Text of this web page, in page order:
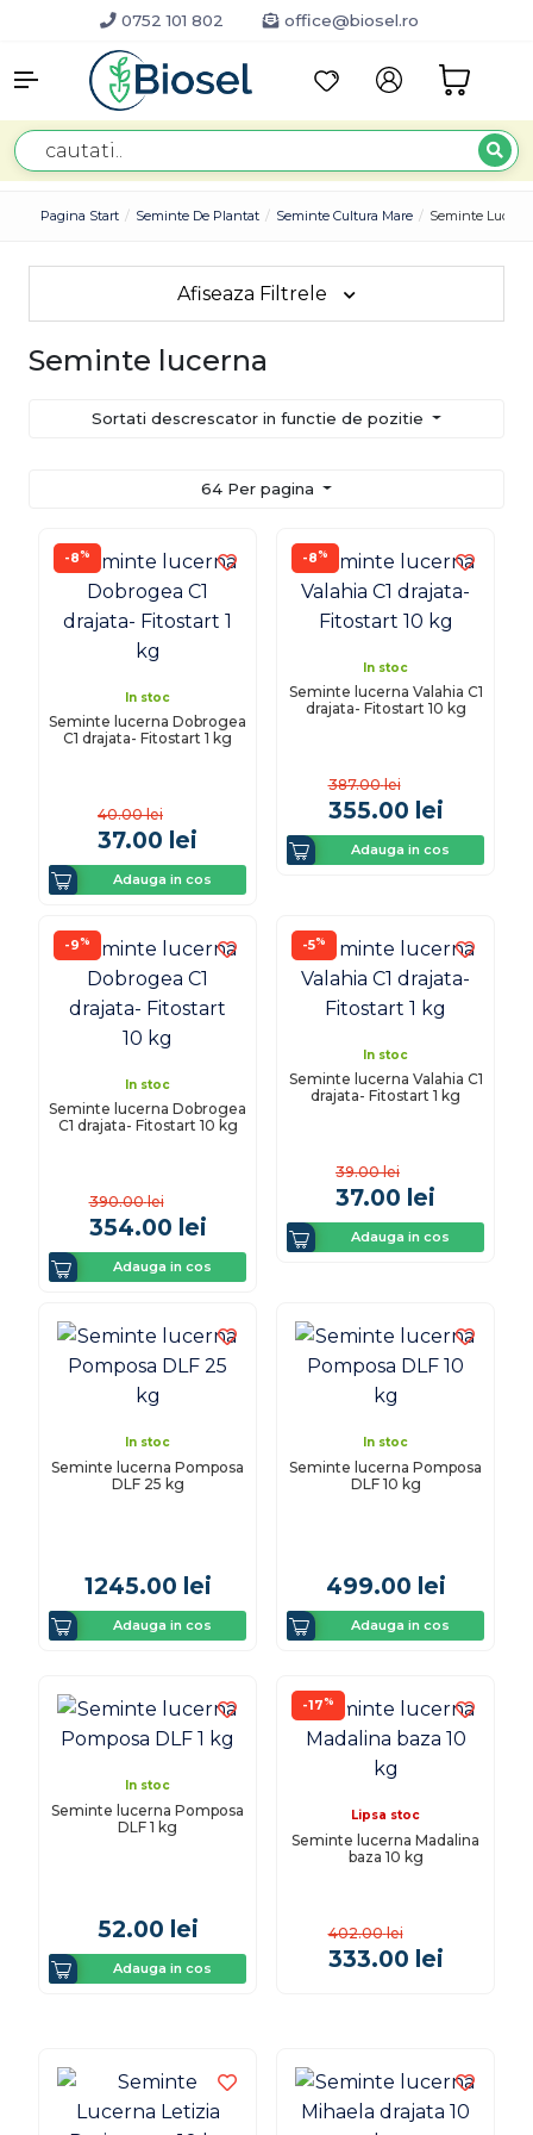
0752 101 802 office@biosel.ro
Pagina Start Seminte De Plantat Seminte Cultura Mare Seminte
Afiseaza Filtrele
Seminte lucerna
Sortati descrescator in functie de pozitie
64 Per pagina
-8%
In stoc
Seminte lucerna Dobrogea
C1 drajata- Fitostart 1 kg
40.00 lei
37.00 lei
Adauga in cos
-8%
In stoc
Seminte lucerna Valahia C1
drajata- Fitostart 10 kg
387.00 lei
355.00 lei
Adauga in cos
-9%
In stoc
Seminte lucerna Dobrogea
C1 drajata- Fitostart 10 kg
390.00 lei
354.00 lei
Adauga in cos
-5%
In stoc
Seminte lucerna Valahia C1
drajata- Fitostart 1 kg
39.00 lei
37.00 lei
Adauga in cos
In stoc
Seminte lucerna Pomposa
DLF 25 kg
1245.00 lei
Adauga in cos
In stoc
Seminte lucerna Pomposa
DLF 10 kg
499.00 lei
Adauga in cos
In stoc
Seminte lucerna Pomposa
DLF 1 kg
52.00 lei
Adauga in cos
-17%
Lipsa stoc
Seminte lucerna Madalina
baza 10 kg
402.00 lei
333.00 lei